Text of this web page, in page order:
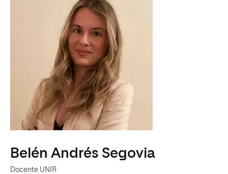
Belén Andrés Segovia
Docente UNIR